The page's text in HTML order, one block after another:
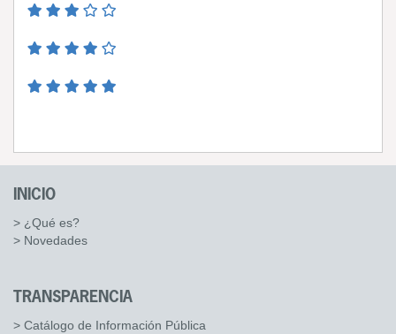
INICIO
> ¿Qué es?
> Novedades
TRANSPARENCIA
> Catálogo de Información Pública